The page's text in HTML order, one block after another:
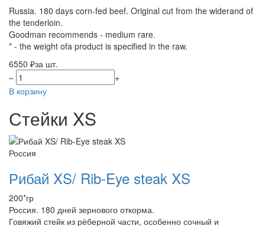
Russia. 180 days corn-fed beef. Original cut from the widerand of
the tenderloin.
Goodman recommends - medium rare.
* - the weight ofa product is specified in the raw.
6550 ₽за шт.
–
+
В корзину
Стейки XS
Россия
Рибай XS/ Rib-Eye steak XS
200*гр
Россия. 180 дней зернового откорма.
Говяжий стейк из рёберной части, особенно сочный и